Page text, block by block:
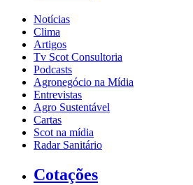
Notícias
Clima
Artigos
Tv Scot Consultoria
Podcasts
Agronegócio na Mídia
Entrevistas
Agro Sustentável
Cartas
Scot na mídia
Radar Sanitário
Cotações